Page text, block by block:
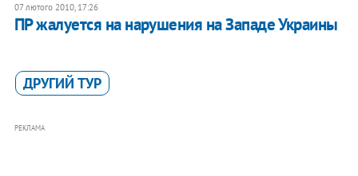
07 лютого 2010, 17:26
ПР жалуется на нарушения на Западе Украины
ДРУГИЙ ТУР
РЕКЛАМА